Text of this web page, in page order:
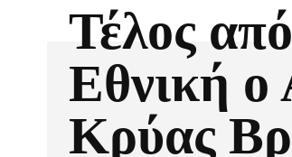
Τέλος
Εθνική
Κρύας